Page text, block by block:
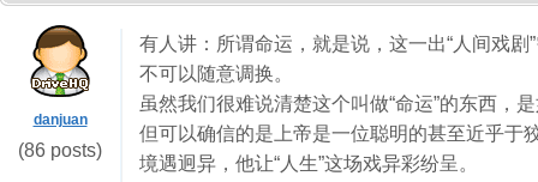
danjuan
(86 posts)
有人讲：所谓命运，就是说，这一出“人间戏
不可以随意调换。
虽然我们很难说清楚这个叫做“命运”的东西，
但可以确信的是上帝是一位聪明的甚至近乎于
境遇迥异，他让“人生”这场戏异彩纷呈。